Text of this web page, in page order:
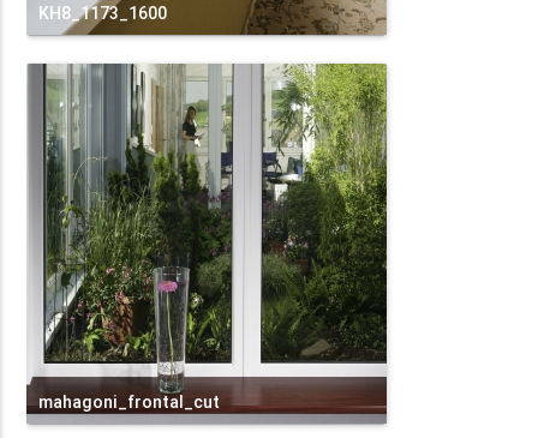
KH8_1173_1600
mahagoni_frontal_cut